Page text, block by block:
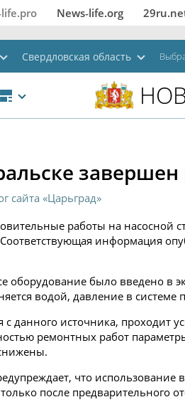
News‑life.org
Свердловская область
сайта «Царьград»
работы на насосной
информация
оборудование было введено в
водой, давление в системе
с данного источника, проходит
ремонтных работ
что
после предварительного